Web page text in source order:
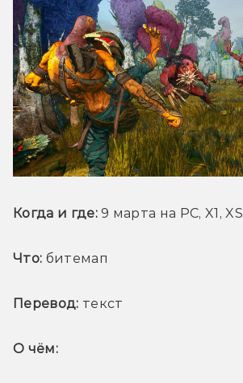
Когда и где: 9 марта на PC, X1,
Что: битемап
Перевод: текст
О чём: